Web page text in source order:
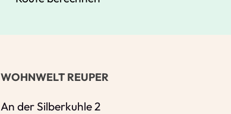
WOHNWELT REUPER
An der Silberkuhle 2
Alle mit Stern gekennzeichneten Felder
Name*
Bitte geben Sie Ihren vollständigen